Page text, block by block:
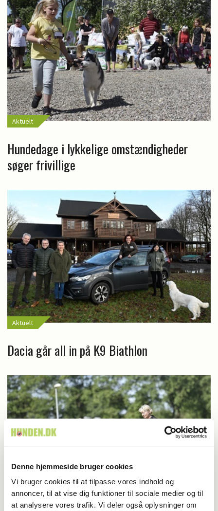
Denne hjemmeside bruger cookies
Vi bruger cookies til at tilpasse vores indhold og
annoncer, til at vise dig funktioner til sociale medier og til
at analysere vores trafik. Vi deler også oplysninger om
Aktuelt
Hundedage i lykkelige omstændigheder
søger frivillige
Aktuelt
Dacia går all in på K9 Biathlon
Lydighed